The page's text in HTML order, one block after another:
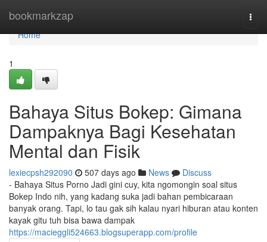
bookmarkzap
Home
Home
1
Bahaya Situs Bokep: Gimana
Dampaknya Bagi Kesehatan
Mental dan Fisik
lexiecpsh292090 507 days ago News
Discuss
- Bahaya Situs Porno Jadi gini cuy, kita ngomongin soal situs
Bokep Indo nih, yang kadang suka jadi bahan pembicaraan
banyak orang. Tapi, lo tau gak sih kalau nyari hiburan atau konten
kayak gitu tuh bisa bawa dampak
https://macieggli524663.blogsuperapp.com/profile